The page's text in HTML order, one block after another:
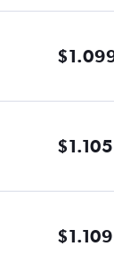
$1.105
$1.109